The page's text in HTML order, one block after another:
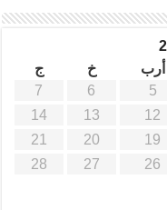
أرب خ
ج
5
6
7
12
13
14
19
20
21
26
27
28